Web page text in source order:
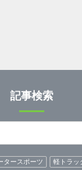
記事検索
タースポーツ 軽トラッ